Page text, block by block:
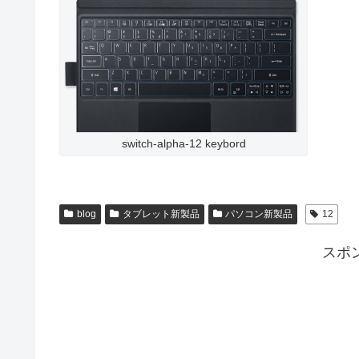
switch-alpha-12 keybord
blog タブレット新製品 パソコン新製品 12
スポ